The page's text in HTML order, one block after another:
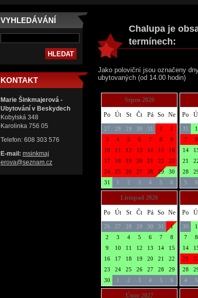
VYHLEDÁVÁNÍ
KONTAKT
Marie Šinkmajerová -
Ubytování v Beskydech
Kobylská 348
Karolinka 756 05
Telefon: 608 303 576
E-mail: msinkmaj
erova@seznam.cz
Chalupa je
termínech:
Jako poloviční jsou označeny
ubytovaných (od 14.00 hodin)